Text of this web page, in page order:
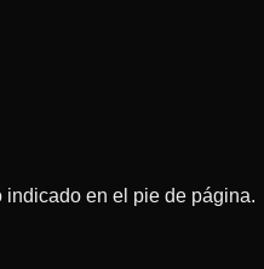
indicado en el pie de página.